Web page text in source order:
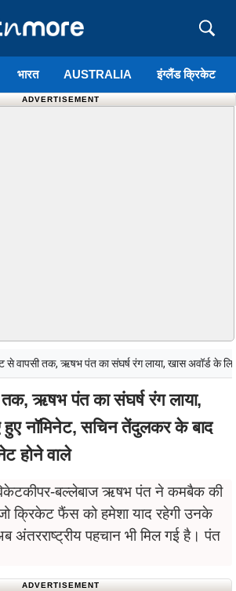
भारत AUSTRALIA इंग्लैंड क्रिकेट
ADVERTISEMENT
से वापसी तक, ऋषभ पंत का संघर्ष रंग लाया, खास अवॉर्ड के
ऋषभ पंत का संघर्ष रंग लाया,
हुए नॉमिनेट, सचिन तेंदुलकर के बाद
होने वाले
बल्लेबाज ऋषभ पंत ने कमबैक की
क्रिकेट फैंस को हमेशा याद रहेगी उनके
अंतरराष्ट्रीय पहचान भी मिल गई है। पंत
ADVERTISEMENT